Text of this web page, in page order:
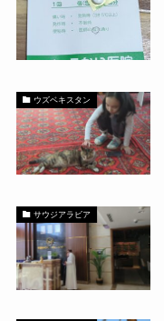
ウズベキスタン
サウジアラビア